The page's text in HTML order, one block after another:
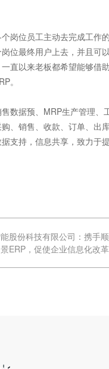
岗位员工主动去完成工作
位最终用户上去，并且可
直以来老板都希望能够借
。
数据预、MRP生产管理、
、销售、收款、订单、出库
支持，信息共享，致力于
股份科技有限公司：携手顺
景ERP，促使企业信息化改革